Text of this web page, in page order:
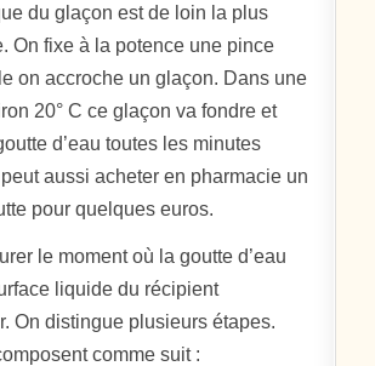
du glaçon est de loin la plus
On fixe à la potence une pince
on accroche un glaçon. Dans une
20° C ce glaçon va fondre et
d’eau toutes les minutes
aussi acheter en pharmacie un
pour quelques euros.
le moment où la goutte d’eau
liquide du récipient
On distingue plusieurs étapes.
comme suit :